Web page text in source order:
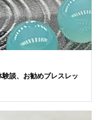
談、お勧めブレスレッ